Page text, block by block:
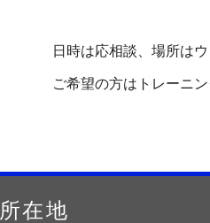
日時は応相談、場所は
ご希望の方はトレーニ
所在地